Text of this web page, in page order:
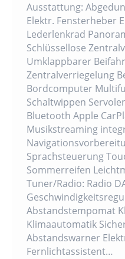
Ausstattung:
Elektr. Fensterheber
Lederlenkrad
Schlüssellose
Umklappbarer
Zentralverriegelung
Bordcomputer
Schaltwippen
Bluetooth Apple
Musikstreaming
Sprachsteuerung
Sommerreifen
Tuner/Radio: Radio
Abstandstempomat
Klimaautomatik
Abstandswarner
Fernlichtassistent…